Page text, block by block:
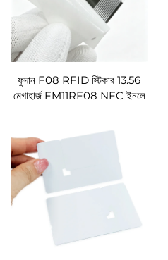
ফুদান F08 RFID স্টিকার 13.56
মেগাহার্জ FM11RF08 NFC ইনলে